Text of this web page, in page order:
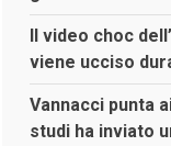
Il video choc
viene ucciso
Vannacci punta
studi ha inviato